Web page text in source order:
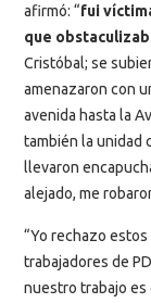
afirmó: “fui
que
Cristóbal; se
amenazaron con
avenida hasta la
también la unidad
llevaron
alejado, me
“Yo rechazo
trabajadores de
nuestro trabajo es